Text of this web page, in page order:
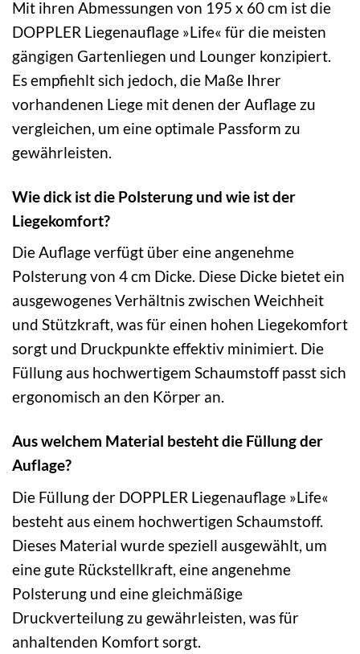
Mit ihren Abmessungen von 195 x 60 cm ist die
DOPPLER Liegenauflage »Life« für die meisten
gängigen Gartenliegen und Lounger konzipiert.
Es empfiehlt sich jedoch, die Maße Ihrer
vorhandenen Liege mit denen der Auflage zu
vergleichen, um eine optimale Passform zu
gewährleisten.
Wie dick ist die Polsterung und wie ist der
Liegekomfort?
Die Auflage verfügt über eine angenehme
Polsterung von 4 cm Dicke. Diese Dicke bietet ein
ausgewogenes Verhältnis zwischen Weichheit
und Stützkraft, was für einen hohen Liegekomfort
sorgt und Druckpunkte effektiv minimiert. Die
Füllung aus hochwertigem Schaumstoff passt sich
ergonomisch an den Körper an.
Aus welchem Material besteht die Füllung der
Auflage?
Die Füllung der DOPPLER Liegenauflage »Life«
besteht aus einem hochwertigen Schaumstoff.
Dieses Material wurde speziell ausgewählt, um
eine gute Rückstellkraft, eine angenehme
Polsterung und eine gleichmäßige
Druckverteilung zu gewährleisten, was für
anhaltenden Komfort sorgt.